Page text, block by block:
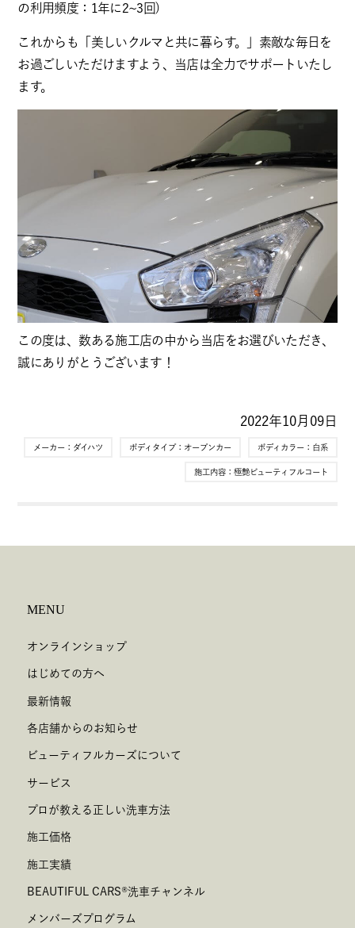
の利用頻度：1年に2~3回)
これからも「美しいクルマと共に暮らす。」素敵な毎日を
お過ごしいただけますよう、当店は全力でサポートいたし
ます。
この度は、数ある施工店の中から当店をお選びいただき、
誠にありがとうございます！
2022年10月09日
メーカー： ダイハツ ボディタイプ： オープンカー ボディカラー： 白系
施工内容： 極艶ビューティフルコート
MENU
オンラインショップ
はじめての方へ
最新情報
各店舗からのお知らせ
ビューティフルカーズについて
サービス
プロが教える正しい洗車方法
施工価格
施工実績
BEAUTIFUL CARS®洗車チャンネル
メンバーズプログラム